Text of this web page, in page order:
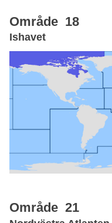
Område 18
Ishavet
Område 21